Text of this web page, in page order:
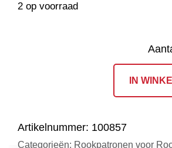
2 op voorraad
IN
Artikelnummer: 100857
Categorieën: Rookpatronen voor